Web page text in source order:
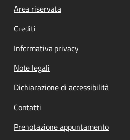
Footer menu
Area riservata
Crediti
Informativa privacy
Note legali
Dichiarazione di accessibilità
Contatti
Prenotazione appuntamento